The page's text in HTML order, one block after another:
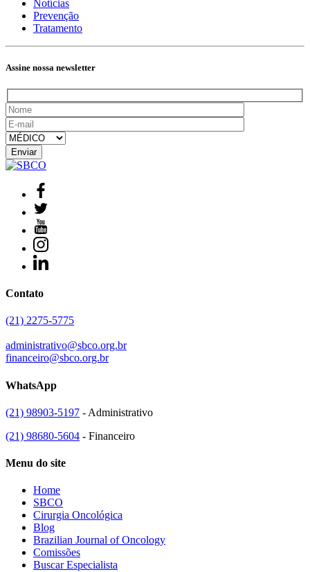
Notícias
Prevenção
Tratamento
Assine nossa newsletter
Contato
(21) 2275-5775
administrativo@sbco.org.br
financeiro@sbco.org.br
WhatsApp
(21) 98903-5197 - Administrativo
(21) 98680-5604 - Financeiro
Menu do site
Home
SBCO
Cirurgia Oncológica
Blog
Brazilian Journal of Oncology
Comissões
Buscar Especialista